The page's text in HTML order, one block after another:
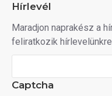
Hírlevél
Maradjon naprakész a
feliratkozik
Captcha